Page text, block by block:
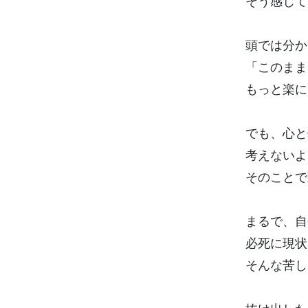
頭では分
「このま
もっと楽
でも、心
考えない
そのこと
まるで、
必死に現
そんな苦